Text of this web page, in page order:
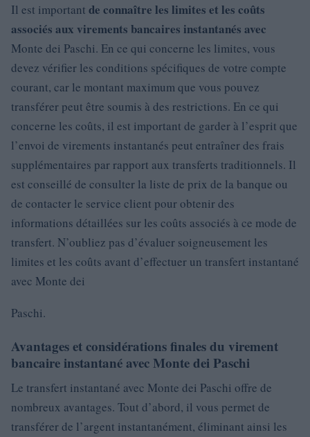
Il est important de connaître les limites et les coûts
associés aux virements bancaires instantanés avec
Monte dei Paschi. En ce qui concerne les limites, vous
devez vérifier les conditions spécifiques de votre compte
courant, car le montant maximum que vous pouvez
transférer peut être soumis à des restrictions. En ce qui
concerne les coûts, il est important de garder à l’esprit que
l’envoi de virements instantanés peut entraîner des frais
supplémentaires par rapport aux transferts traditionnels. Il
est conseillé de consulter la liste de prix de la banque ou
de contacter le service client pour obtenir des
informations détaillées sur les coûts associés à ce mode de
transfert. N’oubliez pas d’évaluer soigneusement les
limites et les coûts avant d’effectuer un transfert instantané
avec Monte dei
Paschi.
Avantages et considérations finales du virement
bancaire instantané avec Monte dei Paschi
Le transfert instantané avec Monte dei Paschi offre de
nombreux avantages. Tout d’abord, il vous permet de
transférer de l’argent instantanément, éliminant ainsi les